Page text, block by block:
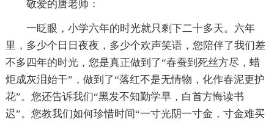
敬爱的唐老师：
一眨眼，小学六年的时光就只剩下二十多天。六年
里，多少个日日夜夜，多少个欢声笑语，您陪伴了我们差
不多四年的时光，您是真正做到了“春蚕到死丝方尽，蜡
炬成灰泪始干”，做到了“落红不是无情物，化作春泥更护
花”。您还告诉我们“黑发不知勤学早，白首方悔读书
迟”。您教我们如何珍惜时间“一寸光阴一寸金，寸金难买